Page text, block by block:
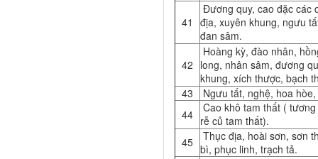
41
Đương quy, cao đặc các
địa, xuyên khung, ngưu
đan sâm.
42
Hoàng kỳ, đào nhân,
long, nhân sâm, đương
khung, xích thược, bạch
43
Ngưu tất, nghệ, hoa
44
Cao khô tam thất (
rễ củ tam thất).
45
Thục địa, hoài sơn, sơn
bì, phục linh, trạch tả.